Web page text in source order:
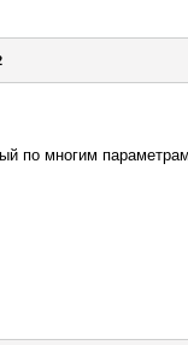
по многим параметрам